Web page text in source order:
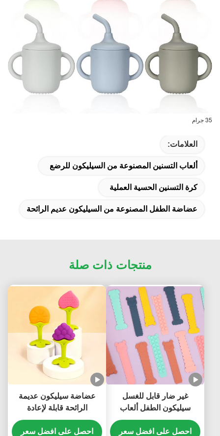
35 جرام
العلامات:
ألعاب التسنين المصنوعة من السيليكون للرضع
كرة التسنين الحسية العملية
عضاضة الطفل المصنوعة من السيليكون عديم الرائحة
منتجات ذات صلة
غير ضار قابل للغسل
سيليكون الطفل ألعاب
سيليكون غير سامة عملية
احصل على افضل سعر
عضاضة سيليكون عديمة
الرائحة قابلة لإعادة
الاستخدام ، لعبة تسنين
حسية متعددة الأغراض
احصل على افضل سعر